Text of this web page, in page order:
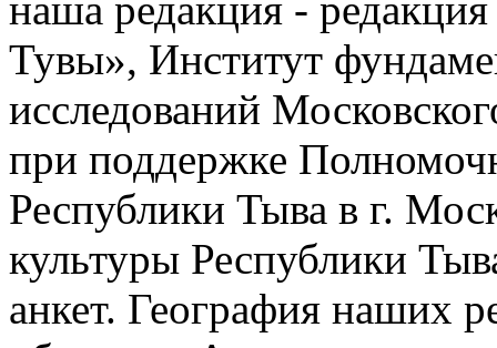
Тувы», Институт
исследований
при поддержке
Республики Тыва в г.
культуры Республики
анкет. География наших